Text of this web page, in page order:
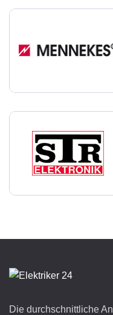
Die durchschnittliche